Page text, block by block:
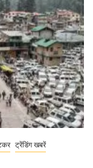
ट्रेंडिंग खबरें